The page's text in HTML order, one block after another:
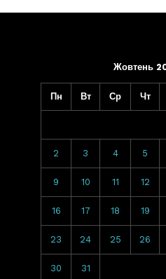
Жовтень
Пн Вт Ср Чт
2 3 4 5
9 10 11 12
16 17 18 19
23 24 25 26
30 31